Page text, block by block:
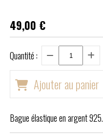
49,00 €
Quantité :
Ajouter au panier
Bague élastique en argent 925.